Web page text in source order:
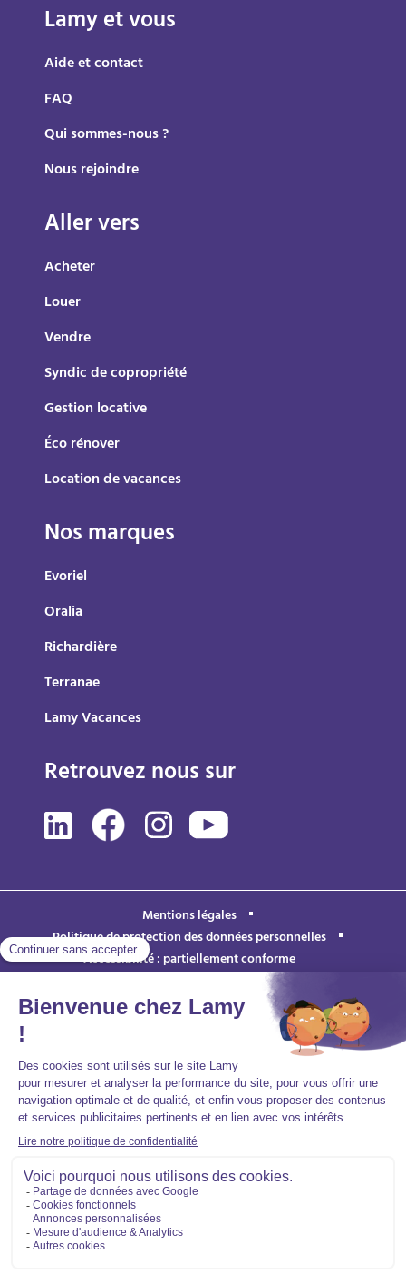
Lamy et vous
Aide et contact
FAQ
Qui sommes-nous ?
Nous rejoindre
Aller vers
Acheter
Louer
Vendre
Syndic de copropriété
Gestion locative
Éco rénover
Location de vacances
Nos marques
Evoriel
Oralia
Richardière
Terranae
Lamy Vacances
Retrouvez nous sur
Mentions légales
Politique de protection des données personnelles
Accessibilité : partiellement conforme